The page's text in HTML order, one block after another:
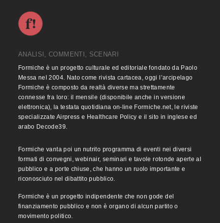
ANALISI, COMMENTI, SCENARI
Formiche è un progetto culturale ed editoriale fondato da Paolo
Messa nel 2004. Nato come rivista cartacea, oggi l’arcipelago
Formiche è composto da realtà diverse ma strettamente
connesse fra loro: il mensile (disponibile anche in versione
elettronica), la testata quotidiana on-line Formiche.net, le riviste
specializzate Airpress e Healthcare Policy e il sito in inglese ed
arabo Decode39.
Formiche vanta poi un nutrito programma di eventi nei diversi
formati di convegni, webinair, seminari e tavole rotonde aperte al
pubblico e a porte chiuse, che hanno un ruolo importante e
riconosciuto nel dibattito pubblico.
Formiche è un progetto indipendente che non gode del
finanziamento pubblico e non è organo di alcun partito o
movimento politico.